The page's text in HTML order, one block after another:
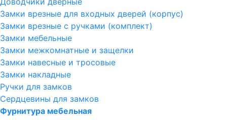
Замки врезные для входных дверей (корпус)
Замки врезные с ручками (комплект)
Замки мебельные
Замки межкомнатные и защелки
Замки навесные и тросовые
Замки накладные
Ручки для замков
Сердцевины для замков
Фурнитура мебельная